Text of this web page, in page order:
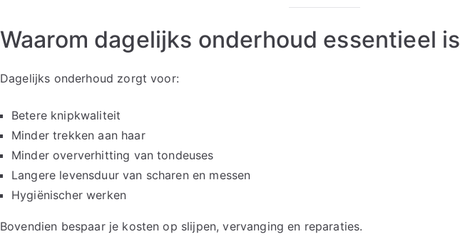
Waarom dagelijks onderhoud essentieel is
Dagelijks onderhoud zorgt voor:
Betere knipkwaliteit
Minder trekken aan haar
Minder oververhitting van tondeuses
Langere levensduur van scharen en messen
Hygiënischer werken
Bovendien bespaar je kosten op slijpen, vervanging en reparaties.